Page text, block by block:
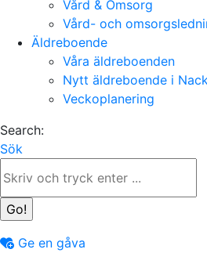
Vård & Omsorg
Vård- och
Äldreboende
Våra äldreboenden
Nytt äldreboende i
Veckoplanering
Search:
Sök
Ge en gåva